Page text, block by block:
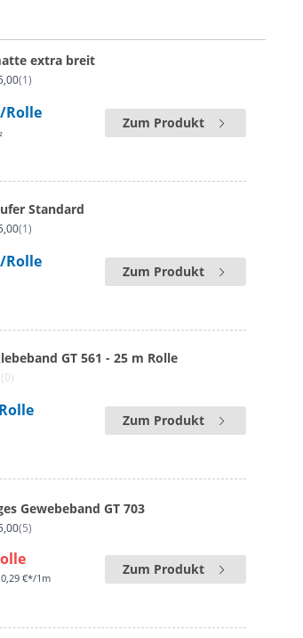
extra breit
(1)
/Rolle
Zum Produkt
Standard
(1)
/Rolle
Zum Produkt
GT 561 - 25 m Rolle
(0)
Zum Produkt
Gewebeband GT 703
(5)
0,29 €*/1m
Zum Produkt